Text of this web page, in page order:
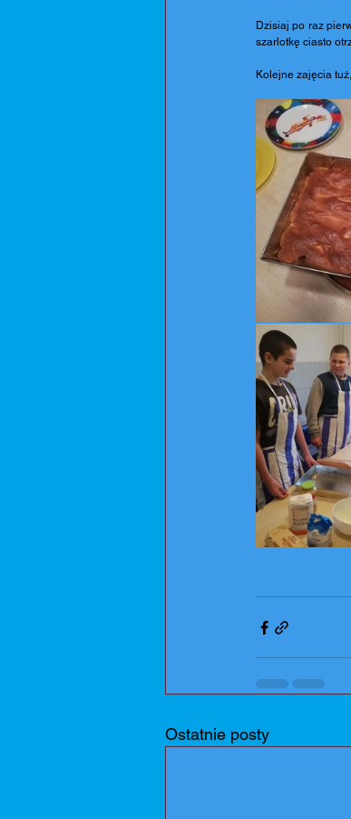
Dzisiaj po raz
szarlotkę ciasto
Kolejne zajęcia
Ostatnie posty